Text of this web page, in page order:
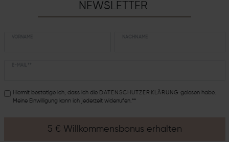
NEWSLETTER
Hiermit bestätige ich, dass ich die DATEN­SCHUTZ­ERKLÄRUNG gelesen habe.
Meine Einwilligung kann ich jederzeit widerrufen.**
5 € Willkommensbonus erhalten